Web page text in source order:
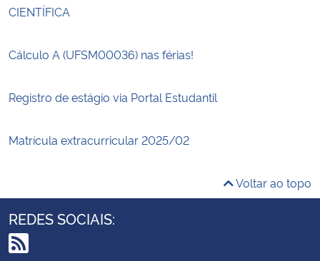
CIENTÍFICA
Cálculo A (UFSM00036) nas férias!
Registro de estágio via Portal Estudantil
Matrícula extracurricular 2025/02
Voltar ao topo
REDES SOCIAIS: